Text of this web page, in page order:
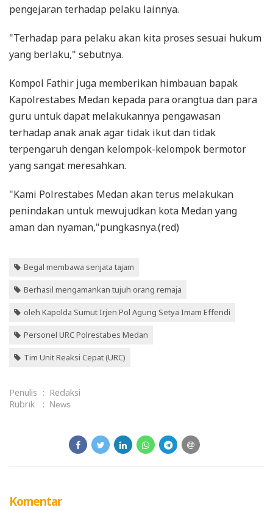
pengejaran terhadap pelaku lainnya.
"Terhadap para pelaku akan kita proses sesuai hukum
yang berlaku," sebutnya.
Kompol Fathir juga memberikan himbauan bapak
Kapolrestabes Medan kepada para orangtua dan para
guru untuk dapat melakukannya pengawasan
terhadap anak anak agar tidak ikut dan tidak
terpengaruh dengan kelompok-kelompok bermotor
yang sangat meresahkan.
"Kami Polrestabes Medan akan terus melakukan
penindakan untuk mewujudkan kota Medan yang
aman dan nyaman,"pungkasnya.(red)
Begal membawa senjata tajam
Berhasil mengamankan tujuh orang remaja
oleh Kapolda Sumut Irjen Pol Agung Setya Imam Effendi
Personel URC Polrestabes Medan
Tim Unit Reaksi Cepat (URC)
Penulis : Redaksi
Rubrik
: News
Komentar